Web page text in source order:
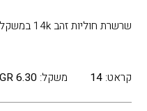
שרשרת חוליות זהב 14k במשקל 6.30 גרם
קראט: 14 משקל: 6.30 GR